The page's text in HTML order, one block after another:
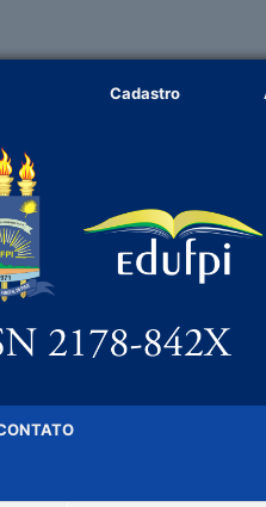
Cadastro